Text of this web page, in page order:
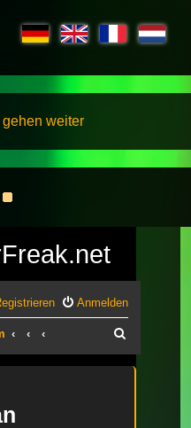
weiter
Anmelden